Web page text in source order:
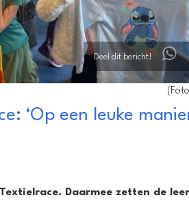
Deel dit bericht!
‘Op een leuke
Daarmee zetten de